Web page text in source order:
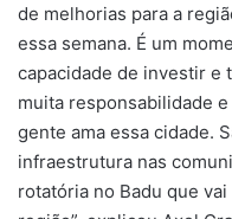
de melhorias para a
essa semana. É um
capacidade de investir e
muita responsabilidade
gente ama essa cidade.
infraestrutura nas
rotatória no Badu que